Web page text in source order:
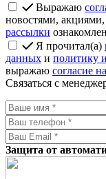
Выражаю
новостями,
рассылки
Я прочитал(а)
данных и политику
выражаю согласие
Связаться с
Защита от